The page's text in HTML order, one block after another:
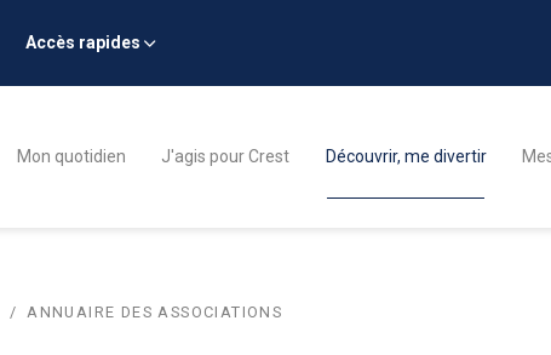
Accès rapides
Mon quotidien J'agis pour Crest Découvrir, me divertir
ANNUAIRE DES ASSOCIATIONS